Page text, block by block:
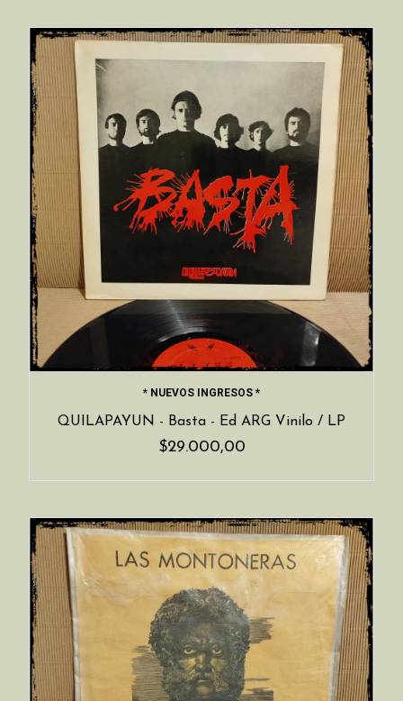
* NUEVOS INGRESOS *
QUILAPAYUN - Basta - Ed ARG Vinilo / LP
$29.000,00